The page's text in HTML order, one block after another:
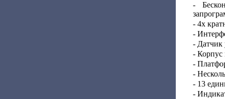
-
- 4х
-
- Датчик
- Корпус
-
-
- 13
-